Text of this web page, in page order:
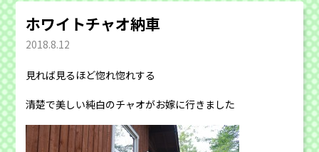
ホワイトチャオ納車
2018.8.12
見れば見るほど惚れ惚れする
清楚で美しい純白のチャオがお嫁に行きました